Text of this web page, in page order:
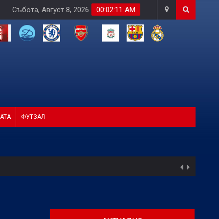
00:02:13 AM
Събота, Август 8, 2026
ФУТЗАЛ